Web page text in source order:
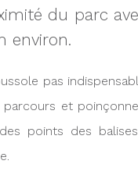
du parc
environ.
pas
et
points des